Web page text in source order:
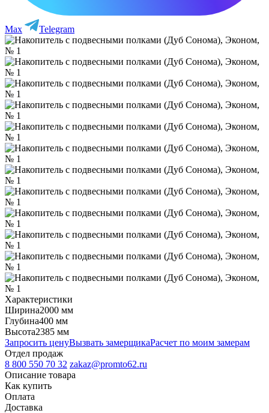
Max Telegram
Характеристики
Ширина2000 мм
Глубина400 мм
Высота2385 мм
Запросить ценуВызвать замерщикаРасчет по моим замерам
Отдел продаж
8 800 550 70 32 zakaz@promto62.ru
Описание товара
Как купить
Оплата
Доставка